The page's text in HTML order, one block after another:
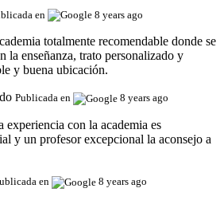
en 8 years ago
totalmente recomendable donde se
la enseñanza, trato personalizado y
y buena ubicación.
Publicada en 8 years ago
experiencia con la academia es
y un profesor excepcional la aconsejo a
en 8 years ago